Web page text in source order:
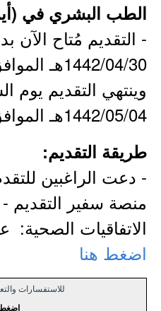
الطب البشري في
- التقديم مُتاح الآن
وينتهي التقديم يوم
1442/05/04هـ الموافق 2020/12/19م.
طريقة التقديم:
- دعت الراغبين
منصة سفير التقديم
الاتفاقيات الصحية:
اضغط هنا
للاستفسارات